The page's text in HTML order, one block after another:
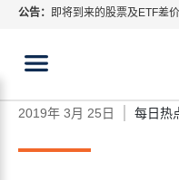
公告： 即将到来的股票及ETF差
ATFX呼吁推进金融市场合
当前位置:
美股双双大跌
2019年 3月 25日 每日热